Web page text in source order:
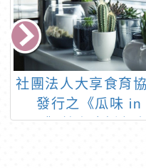
社團法人大享食育
發行之《瓜味 in
Asia》線上廣播劇